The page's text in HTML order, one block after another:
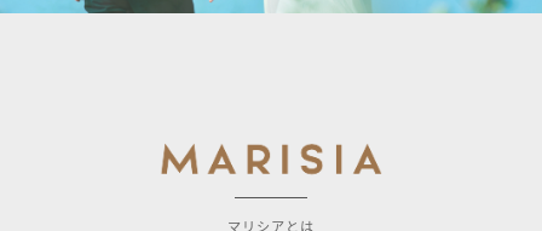
マリシアとは